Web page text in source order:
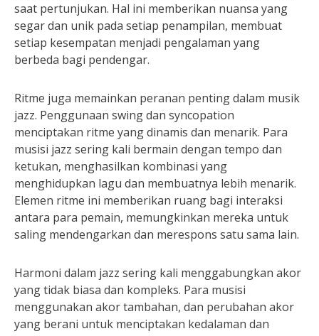
saat pertunjukan. Hal ini memberikan nuansa yang
segar dan unik pada setiap penampilan, membuat
setiap kesempatan menjadi pengalaman yang
berbeda bagi pendengar.
Ritme juga memainkan peranan penting dalam musik
jazz. Penggunaan swing dan syncopation
menciptakan ritme yang dinamis dan menarik. Para
musisi jazz sering kali bermain dengan tempo dan
ketukan, menghasilkan kombinasi yang
menghidupkan lagu dan membuatnya lebih menarik.
Elemen ritme ini memberikan ruang bagi interaksi
antara para pemain, memungkinkan mereka untuk
saling mendengarkan dan merespons satu sama lain.
Harmoni dalam jazz sering kali menggabungkan akor
yang tidak biasa dan kompleks. Para musisi
menggunakan akor tambahan, dan perubahan akor
yang berani untuk menciptakan kedalaman dan